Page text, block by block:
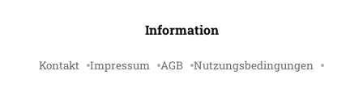
Information
Kontakt Impressum AGB Nutzungsbedingungen